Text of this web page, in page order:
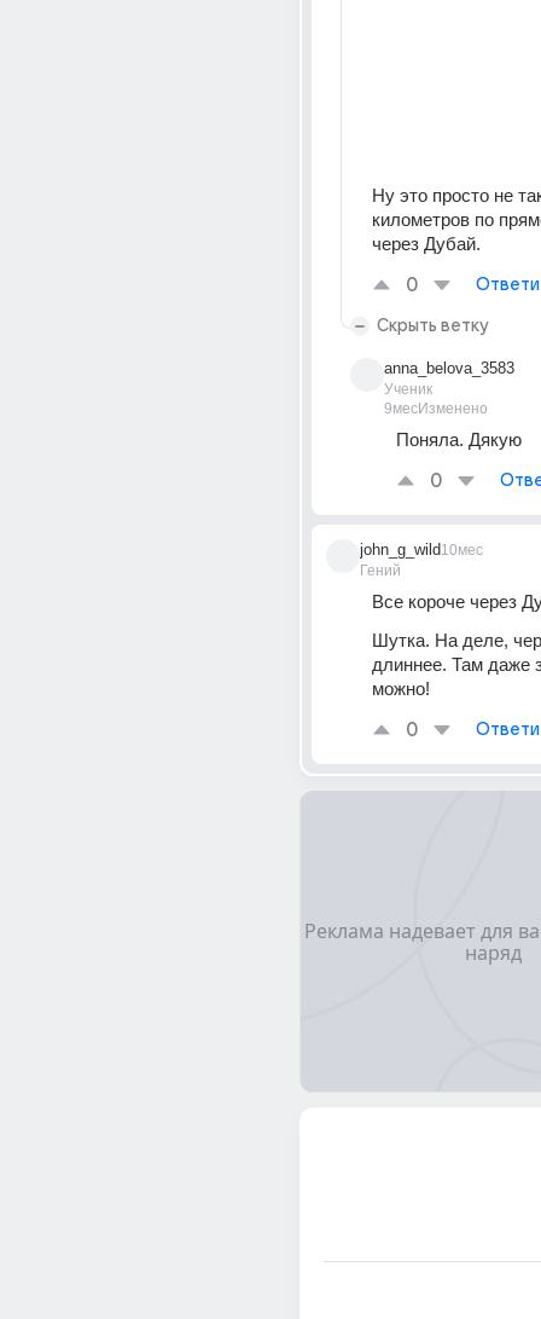
Ну это просто не
километров по
через Дубай.
0
Скрыть ветку
anna_belova_3583
Ученик
9месИзменено
Поняла. Дякую
0
john_g_wild
Гений
10мес
Все короче через
Шутка. На деле,
длиннее. Там даже
можно!
0